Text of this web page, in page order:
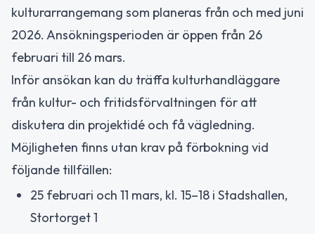
kulturarrangemang som planeras från och med juni
2026. Ansökningsperioden är öppen från 26
februari till 26 mars.
Inför ansökan kan du träffa kulturhandläggare
från kultur- och fritidsförvaltningen för att
diskutera din projektidé och få vägledning.
Möjligheten finns utan krav på förbokning vid
följande tillfällen:
25 februari och 11 mars, kl. 15–18 i Stadshallen,
Stortorget 1